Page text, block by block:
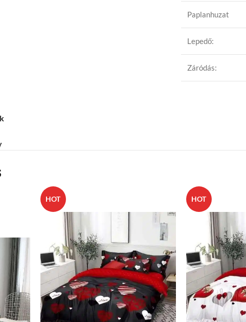
Paplanhuzat
Lepedő:
Záródás:
HOT HOT